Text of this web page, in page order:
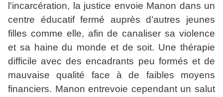
l'incarcération, la justice envoie Manon dans un
centre éducatif fermé auprès d’autres jeunes
filles comme elle, afin de canaliser sa violence
et sa haine du monde et de soit. Une thérapie
difficile avec des encadrants peu formés et de
mauvaise qualité face à de faibles moyens
financiers. Manon entrevoie cependant un salut